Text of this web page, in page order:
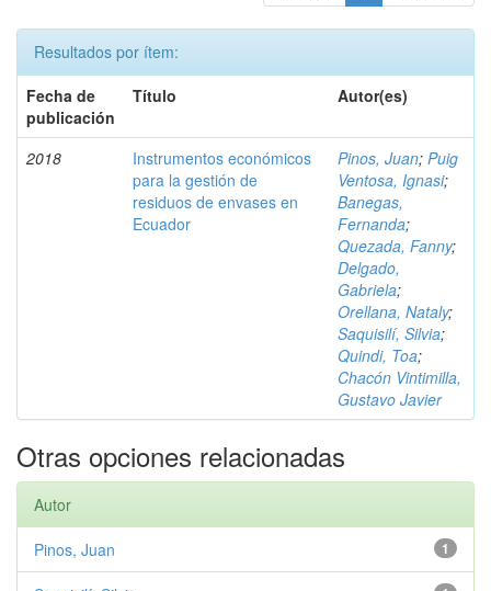
Resultados por ítem:
Fecha de
publicación
Título Autor(es)
2018
Instrumentos económicos
para la gestión de
residuos de envases en
Ecuador
Pinos, Juan; Puig
Ventosa, Ignasi;
Banegas,
Fernanda;
Quezada, Fanny;
Delgado,
Gabriela;
Orellana, Nataly;
Saquisilí, Silvia;
Quindi, Toa;
Chacón Vintimilla,
Gustavo Javier
Otras opciones relacionadas
Autor
1
Pinos, Juan